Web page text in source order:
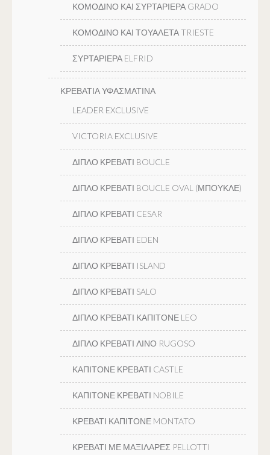
ΚΟΜΟΔΙΝΟ ΚΑΙ ΣΥΡΤΑΡΙΕΡΑ GRADO
ΚΟΜΟΔΙΝΟ ΚΑΙ ΤΟΥΑΛΕΤΑ TRIESTE
ΣΥΡΤΑΡΙΕΡΑ ELFRID
ΚΡΕΒΑΤΙΑ ΥΦΑΣΜΑΤΙΝΑ
LEADER EXCLUSIVE
VICTORIA EXCLUSIVE
ΔΙΠΛΟ ΚΡΕΒΑΤΙ BOUCLE
ΔΙΠΛΟ ΚΡΕΒΑΤΙ BOUCLE OVAL (ΜΠΟΥΚΛΕ)
ΔΙΠΛΟ ΚΡΕΒΑΤΙ CESAR
ΔΙΠΛΟ ΚΡΕΒΑΤΙ EDEN
ΔΙΠΛΟ ΚΡΕΒΑΤΙ ISLAND
ΔΙΠΛΟ ΚΡΕΒΑΤΙ SALO
ΔΙΠΛΟ ΚΡΕΒΑΤΙ ΚΑΠΙΤΟΝΕ LEO
ΔΙΠΛΟ ΚΡΕΒΑΤΙ ΛΙΝΟ RUGOSO
ΚΑΠΙΤΟΝΕ ΚΡΕΒΑΤΙ CASTLE
ΚΑΠΙΤΟΝΕ ΚΡΕΒΑΤΙ NOBILE
ΚΡΕΒΑΤΙ ΚΑΠΙΤΟΝΕ MONTATO
ΚΡΕΒΑΤΙ ΜΕ ΜΑΞΙΛΑΡΕΣ PELLOTTI